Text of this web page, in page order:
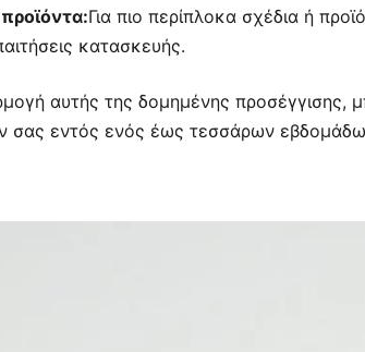
Για πιο περίπλοκα σχέδια ή
κατασκευής.
αυτής της δομημένης προσέγγισης,
σας εντός ενός έως τεσσάρων